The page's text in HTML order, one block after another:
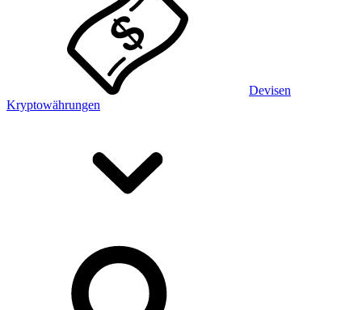
Devisen
Kryptowährungen